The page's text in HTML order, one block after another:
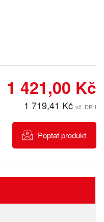
1 421,00 Kč
1 719,41 Kč vč. DPH
Poptat produkt